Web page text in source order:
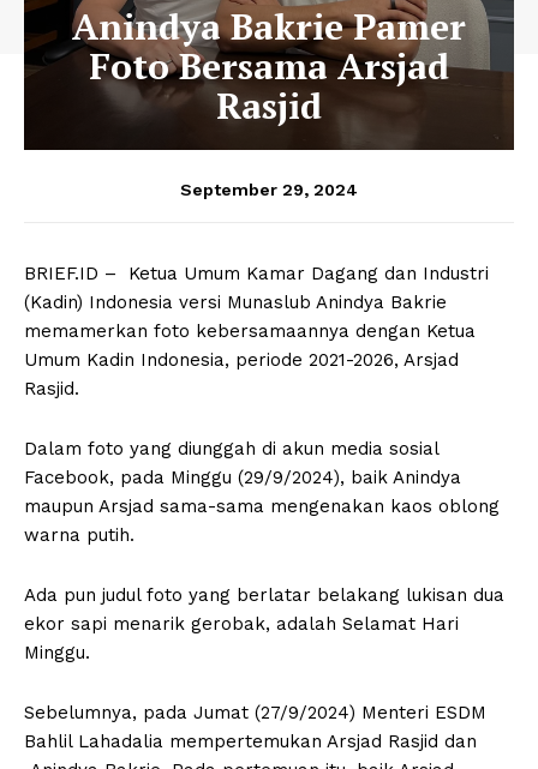
Anindya Bakrie Pamer
Foto Bersama Arsjad
Rasjid
September 29, 2024
BRIEF.ID – Ketua Umum Kamar Dagang dan Industri
(Kadin) Indonesia versi Munaslub Anindya Bakrie
memamerkan foto kebersamaannya dengan Ketua
Umum Kadin Indonesia, periode 2021-2026, Arsjad
Rasjid.
Dalam foto yang diunggah di akun media sosial
Facebook, pada Minggu (29/9/2024), baik Anindya
maupun Arsjad sama-sama mengenakan kaos oblong
warna putih.
Ada pun judul foto yang berlatar belakang lukisan dua
ekor sapi menarik gerobak, adalah Selamat Hari
Minggu.
Sebelumnya, pada Jumat (27/9/2024) Menteri ESDM
Bahlil Lahadalia mempertemukan Arsjad Rasjid dan